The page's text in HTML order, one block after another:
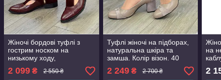
Жіночі бордові туфлі з
гострим носком на
низькому ходу,
замша. 41 розмір
2 099 ₴ 2 550 ₴
Туфлі жіночі на підборах,
натуральна шкіра та
замша. Колір візон. 40
2 249₴ 2 700 ₴
на
2